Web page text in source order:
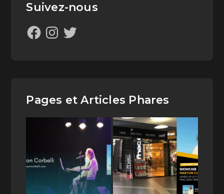
Suivez-nous
Pages et Articles Phares